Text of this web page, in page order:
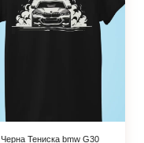
Черна Тениска bmw G30